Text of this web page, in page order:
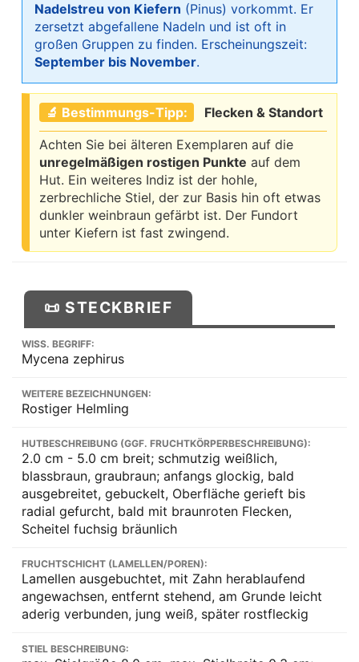
Nadelstreu von Kiefern (Pinus) vorkommt. Er
zersetzt abgefallene Nadeln und ist oft in
großen Gruppen zu finden. Erscheinungszeit:
September bis November.
🔬 Bestimmungs-Tipp:
Flecken & Standort
Achten Sie bei älteren Exemplaren auf die
unregelmäßigen rostigen Punkte auf dem
Hut. Ein weiteres Indiz ist der hohle,
zerbrechliche Stiel, der zur Basis hin oft etwas
dunkler weinbraun gefärbt ist. Der Fundort
unter Kiefern ist fast zwingend.
📜 STECKBRIEF
WISS. BEGRIFF:
Mycena zephirus
WEITERE BEZEICHNUNGEN:
Rostiger Helmling
HUTBESCHREIBUNG (GGF. FRUCHTKÖRPERBESCHREIBUNG):
2.0 cm - 5.0 cm breit; schmutzig weißlich,
blassbraun, graubraun; anfangs glockig, bald
ausgebreitet, gebuckelt, Oberfläche gerieft bis
radial gefurcht, bald mit braunroten Flecken,
Scheitel fuchsig bräunlich
FRUCHTSCHICHT (LAMELLEN/POREN):
Lamellen ausgebuchtet, mit Zahn herablaufend
angewachsen, entfernt stehend, am Grunde leicht
aderig verbunden, jung weiß, später rostfleckig
STIEL BESCHREIBUNG: